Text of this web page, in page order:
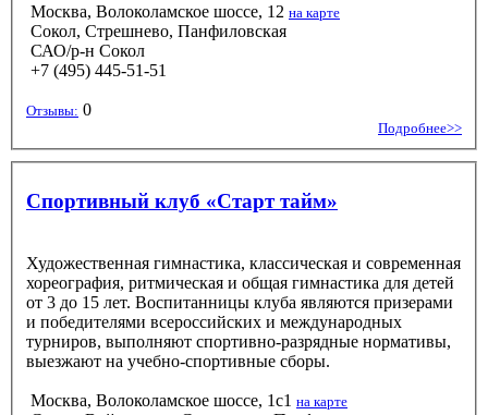
Москва, Волоколамское шоссе, 12 на карте
Сокол, Стрешнево, Панфиловская
САО/р-н Сокол
+7 (495) 445-51-51
Отзывы: 0
Подробнее>>
Спортивный клуб «Старт тайм»
Художественная гимнастика, классическая и современная
хореография, ритмическая и общая гимнастика для детей
от 3 до 15 лет. Воспитанницы клуба являются призерами
и победителями всероссийских и международных
турниров, выполняют спортивно-разрядные нормативы,
выезжают на учебно-спортивные сборы.
Моcква, Волоколамское шоссе, 1с1 на карте